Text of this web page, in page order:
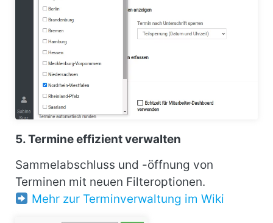
5. Termine effizient verwalten
Sammelabschluss und -öffnung von
Terminen mit neuen Filteroptionen.
Mehr zur Terminverwaltung im Wiki